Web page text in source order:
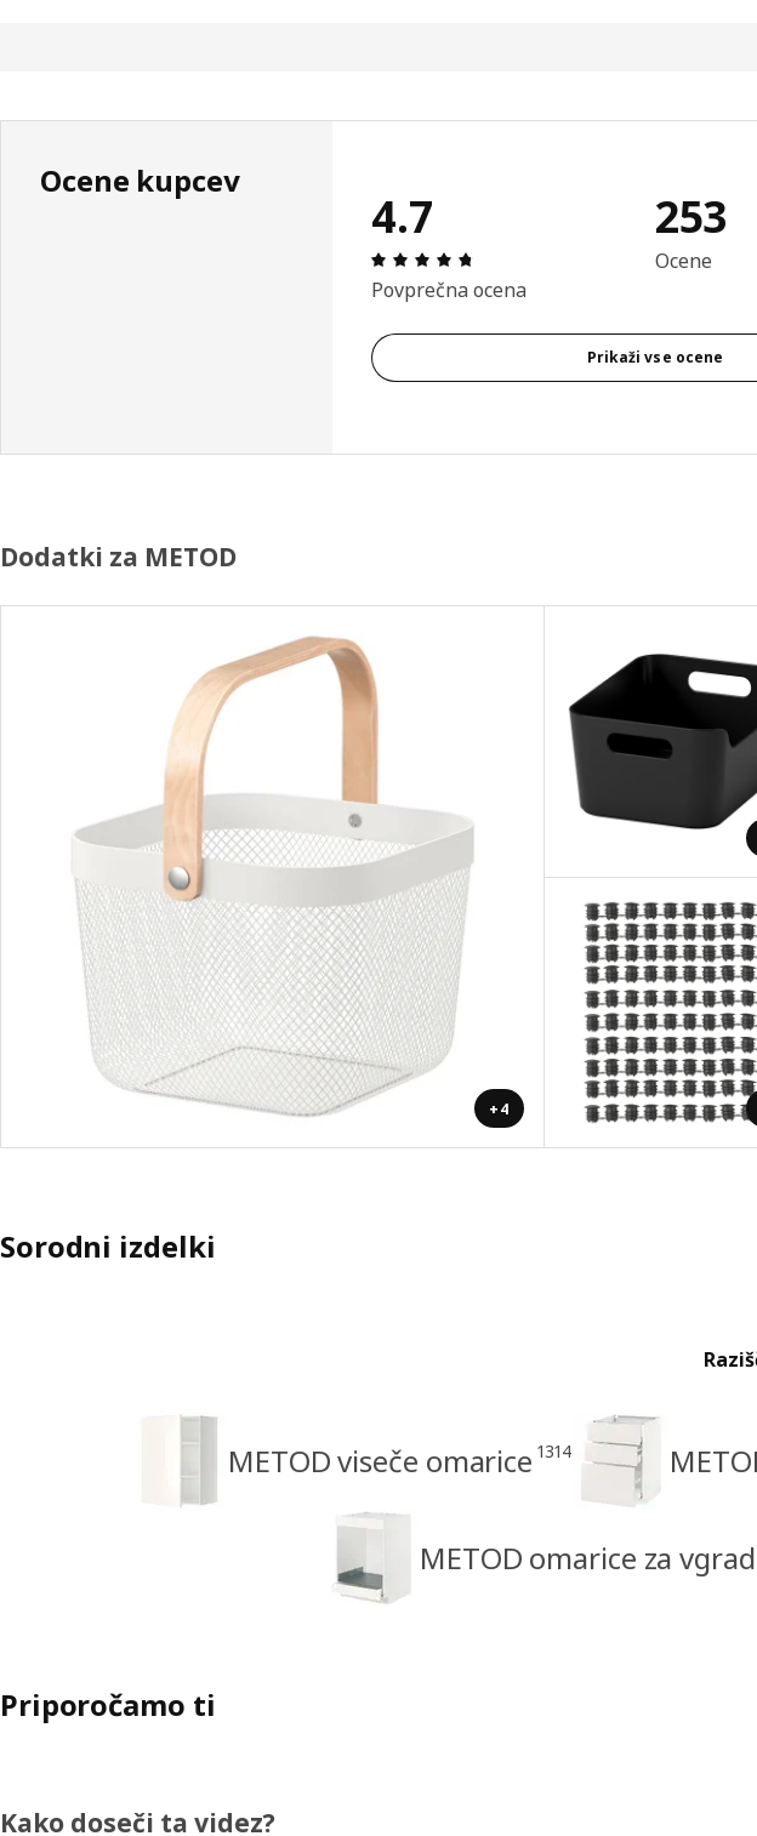
Ocene kupcev
4.7
Ocena in komentar: 4.7 od
Povprečna ocena
253
Ocene
Prikaži vse ocene
Dodatki za METOD
+4
Sorodni izdelki
METOD viseče omarice 1314
METOD omarice za
Priporočamo ti
Kako doseči ta videz?